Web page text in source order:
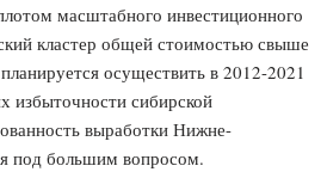
масштабного инвестиционного
кластер общей стоимостью свыше
осуществить в 2012-2021
избыточности сибирской
выработки Нижне-
под большим вопросом.